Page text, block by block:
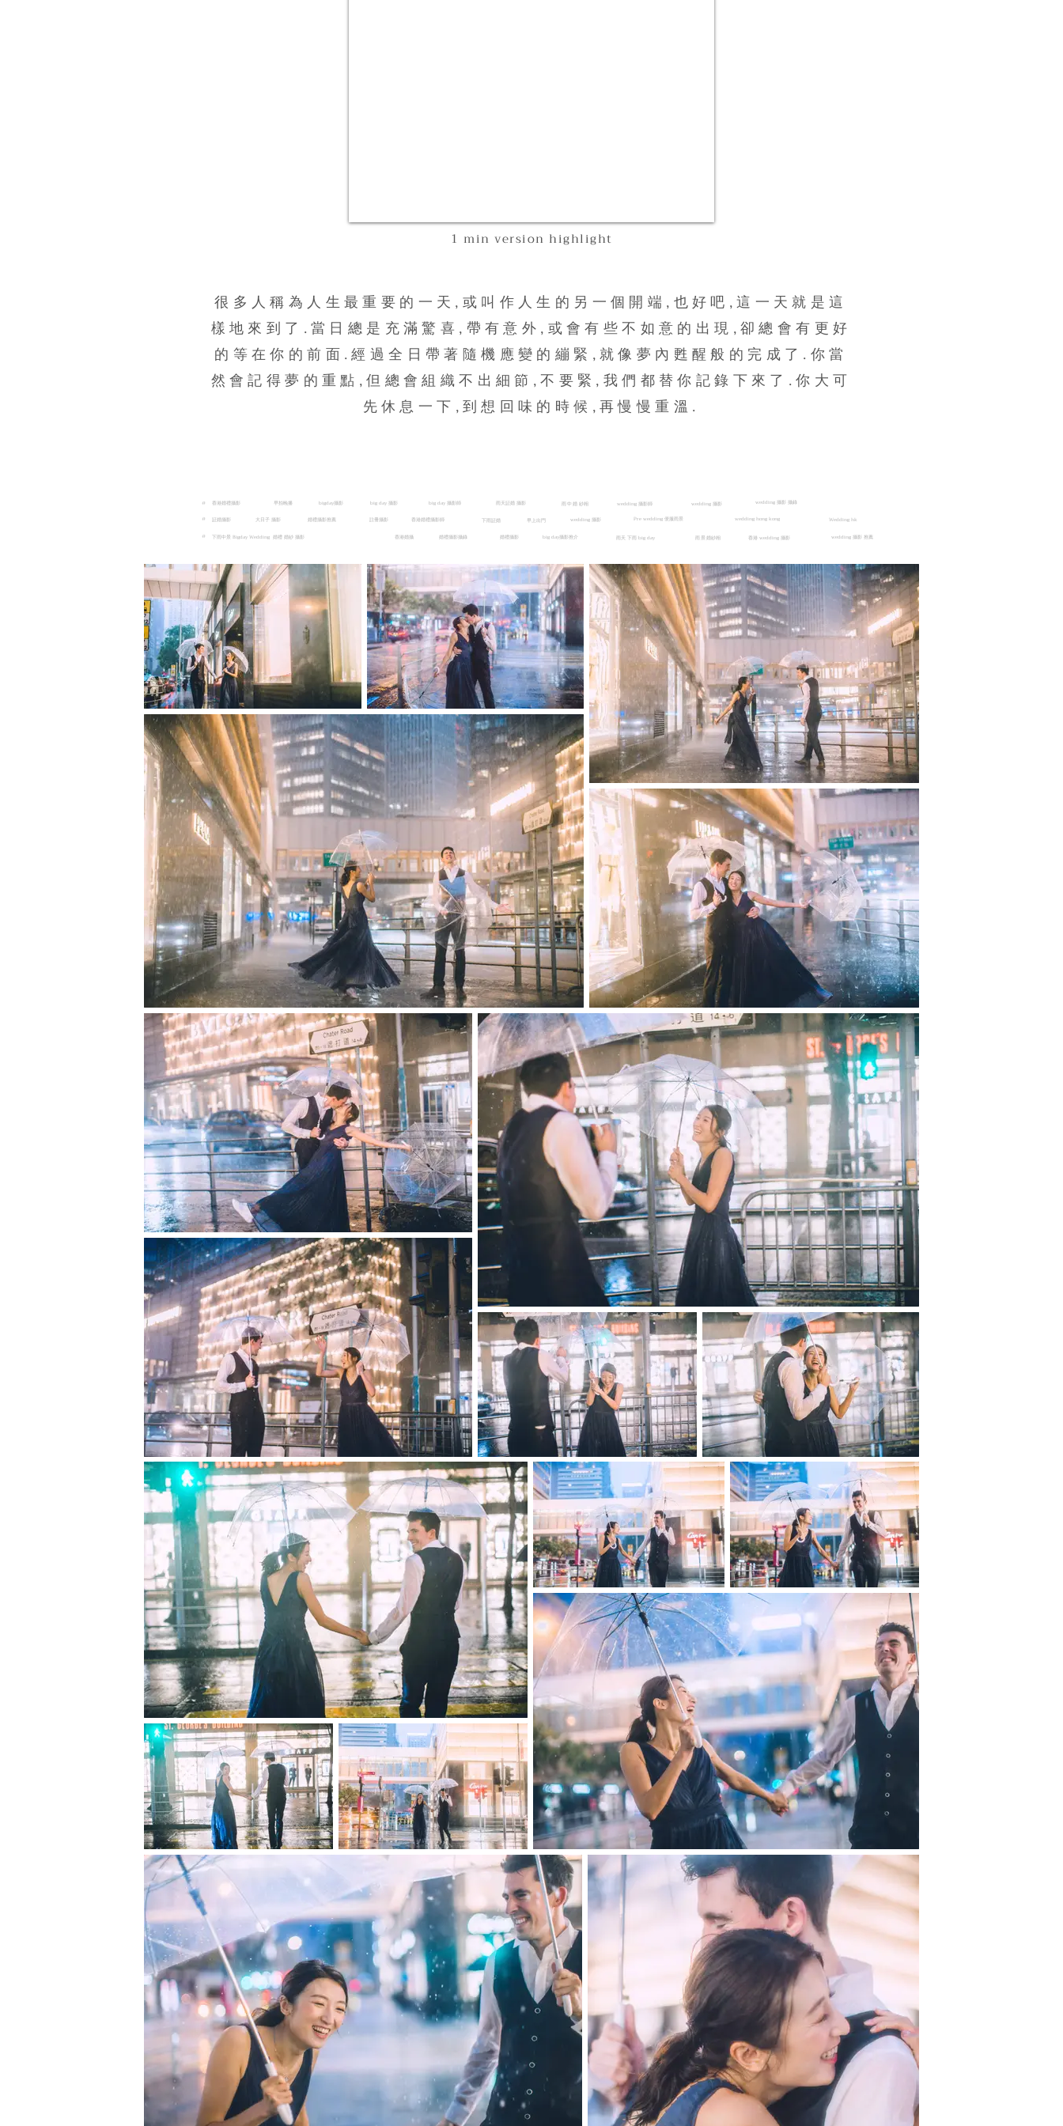
1 min version highlight
很多人稱為人生最重要的一天,或叫作人生的另一個開端,也好吧,這一天就是這
樣地來到了.當日總是充滿驚喜,帶有意外,或會有些不如意的出現,卻總會有更好
的等在你的前面.經過全日帶著隨機應變的繃緊,就像夢內甦醒般的完成了.你當
然會記得夢的重點,但總會組織不出細節,不要緊,我們都替你記錄下來了.你大可
先休息一下,到想回味的時候,再慢慢重溫.
#
#
#
香港婚禮攝影 早拍晚播 bigday攝影 big day 攝影 big day 攝影師
証婚攝影 大日子 攝影 婚禮攝影推薦 註冊攝影 香港婚禮攝影師 下雨証婚
雨天証婚 攝影
早上出門 wedding 攝影 Pre wedding 便服雨景
雨中婚 紗相 wedding 攝影 wedding 攝影 攝錄
wedding hong kong Wedding hk
wedding 攝影師
big day攝影推介
婚禮攝影
婚禮攝影攝錄
香港婚攝
下雨中景 Bigday Wedding 婚禮 婚紗 攝影 雨天 下雨 big day 雨景婚紗相 香港 wedding 攝影 wedding 攝影 推薦